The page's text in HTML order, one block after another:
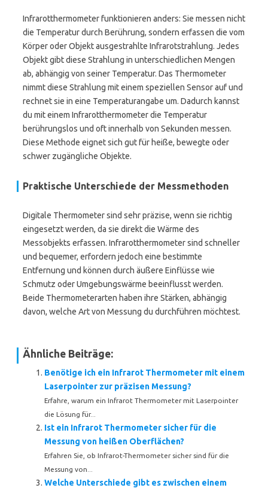
Infrarotthermometer funktionieren anders: Sie messen nicht
die Temperatur durch Berührung, sondern erfassen die vom
Körper oder Objekt ausgestrahlte Infrarotstrahlung. Jedes
Objekt gibt diese Strahlung in unterschiedlichen Mengen
ab, abhängig von seiner Temperatur. Das Thermometer
nimmt diese Strahlung mit einem speziellen Sensor auf und
rechnet sie in eine Temperaturangabe um. Dadurch kannst
du mit einem Infrarotthermometer die Temperatur
berührungslos und oft innerhalb von Sekunden messen.
Diese Methode eignet sich gut für heiße, bewegte oder
schwer zugängliche Objekte.
Praktische Unterschiede der Messmethoden
Digitale Thermometer sind sehr präzise, wenn sie richtig
eingesetzt werden, da sie direkt die Wärme des
Messobjekts erfassen. Infrarotthermometer sind schneller
und bequemer, erfordern jedoch eine bestimmte
Entfernung und können durch äußere Einflüsse wie
Schmutz oder Umgebungswärme beeinflusst werden.
Beide Thermometerarten haben ihre Stärken, abhängig
davon, welche Art von Messung du durchführen möchtest.
Ähnliche Beiträge:
Benötige ich ein Infrarot Thermometer mit einem
Laserpointer zur präzisen Messung?
Erfahre, warum ein Infrarot Thermometer mit Laserpointer
die Lösung für...
Ist ein Infrarot Thermometer sicher für die
Messung von heißen Oberflächen?
Erfahren Sie, ob Infrarot-Thermometer sicher sind für die
Messung von...
Welche Unterschiede gibt es zwischen einem